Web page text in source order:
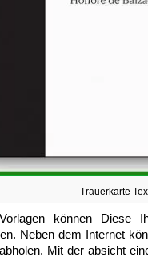
Trauerkarte
können Diese
Neben dem Internet
Mit der absicht